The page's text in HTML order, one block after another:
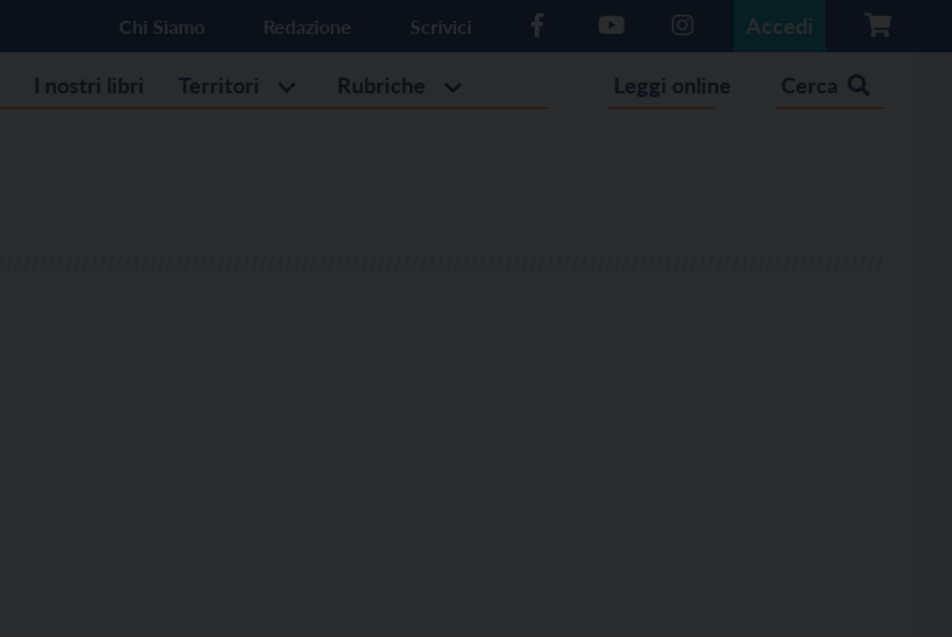
Chi Siamo Redazione Scrivici Accedi
I nostri libri Territori Rubriche Leggi online Cerca